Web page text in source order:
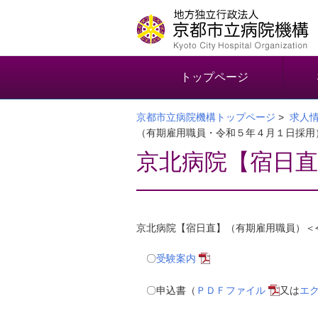
移
る
トップページ
京都市立病院機構トップページ > 求人
（有期雇用職員・令和５年４月１日採用
京北病院【宿日
京北病院【宿日直】（有期雇用職員）
〇受験案内
〇申込書（ ＰＤＦファイル 又はエ